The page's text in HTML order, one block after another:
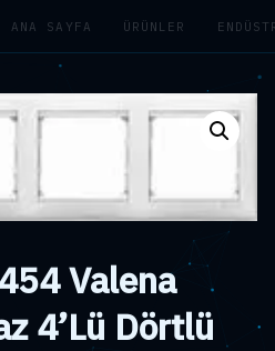
ANA SAYFA ÜRÜNLER
Valena
4’Lü Dörtlü